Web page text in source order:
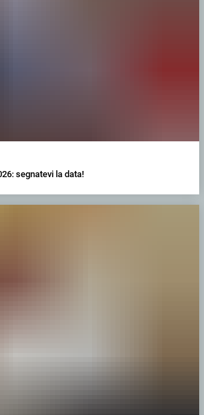
segnatevi la data!